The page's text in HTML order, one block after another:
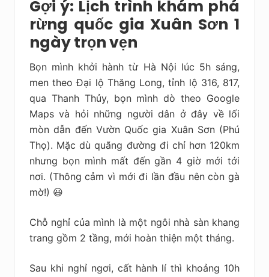
Gợi ý: Lịch trình khám phá
rừng quốc gia Xuân Sơn 1
ngày trọn vẹn
Bọn mình khởi hành từ Hà Nội lúc 5h sáng,
men theo Đại lộ Thăng Long, tỉnh lộ 316, 817,
qua Thanh Thủy, bọn mình dò theo Google
Maps và hỏi những người dân ở đây về lối
mòn dẫn đến Vườn Quốc gia Xuân Sơn (Phú
Thọ). Mặc dù quãng đường đi chỉ hơn 120km
nhưng bọn mình mất đến gần 4 giờ mới tới
nơi. (Thông cảm vì mới đi lần đầu nên còn gà
mờ!) 😃
Chỗ nghỉ của mình là một ngôi nhà sàn khang
trang gồm 2 tầng, mới hoàn thiện một tháng.
Sau khi nghỉ ngơi, cất hành lí thì khoảng 10h